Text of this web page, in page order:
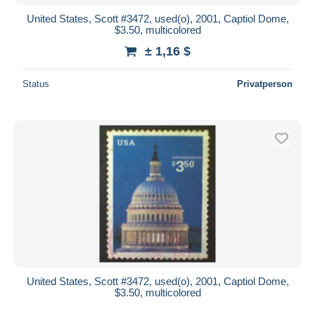
United States, Scott #3472, used(o), 2001, Captiol Dome,
$3.50, multicolored
± 1,16 $
Status Privatperson
United States, Scott #3472, used(o), 2001, Captiol Dome,
$3.50, multicolored